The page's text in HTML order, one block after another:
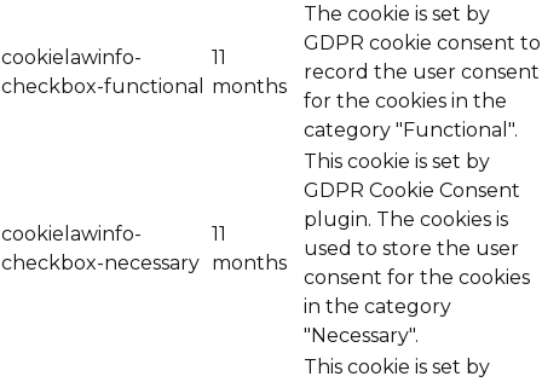
cookielawinfo-
checkbox-functional
11
months
The cookie is set by
GDPR cookie consent to
record the user consent
for the cookies in the
category "Functional".
cookielawinfo-
checkbox-necessary
11
months
This cookie is set by
GDPR Cookie Consent
plugin. The cookies is
used to store the user
consent for the cookies
in the category
"Necessary".
This cookie is set by